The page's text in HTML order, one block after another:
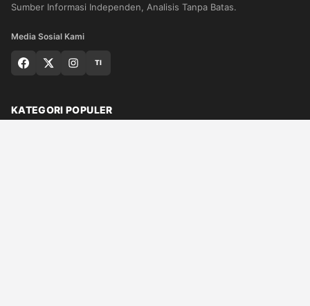
Sumber Informasi Independen, Analisis Tanpa Batas.
Media Sosial Kami
TI
KATEGORI POPULER